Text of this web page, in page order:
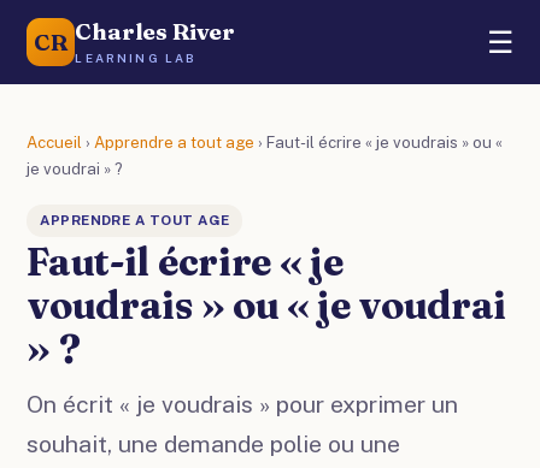
CR Charles River
LEARNING LAB ☰
Accueil ›Apprendre a tout age › Faut-il écrire « je voudrais » ou «
je voudrai » ?
APPRENDRE A TOUT AGE
Faut-il écrire « je
voudrais » ou « je voudrai
» ?
On écrit « je voudrais » pour exprimer un
souhait, une demande polie ou une